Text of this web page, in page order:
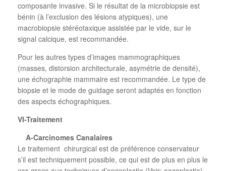
composante invasive. Si le résultat de la microbiopsie est
bénin (à l’exclusion des lésions atypiques), une
macrobiopsie stéréotaxique assistée par le vide, sur le
signal calcique, est recommandée.
Pour les autres types d’images mammographiques
(masses, distorsion architecturale, asymétrie de densité),
une échographie mammaire est recommandée. Le type de
biopsie et le mode de guidage seront adaptés en fonction
des aspects échographiques.
VI-Traitement
A-Carcinomes Canalaires
Le traitement chirurgical est de préférence conservateur
s’il est techniquement possible, ce qui est de plus en plus le